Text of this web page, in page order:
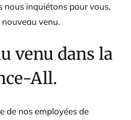
nous inquiétons pour vous,
venu.
venu dans la
All.
de nos employées de